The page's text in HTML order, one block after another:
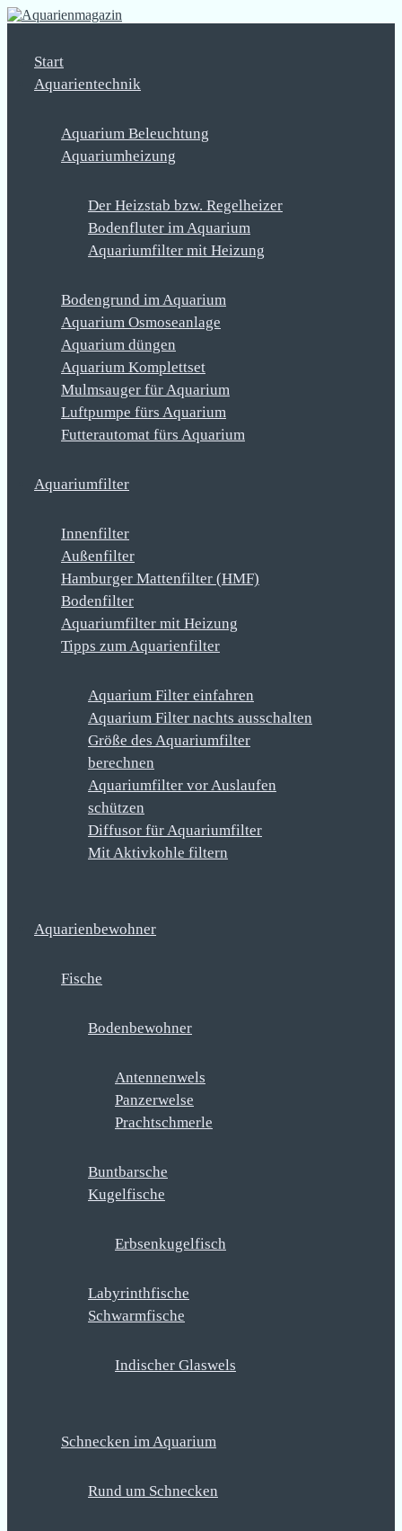
Start
Aquarientechnik
Aquarium Beleuchtung
Aquariumheizung
Der Heizstab bzw. Regelheizer
Bodenfluter im Aquarium
Aquariumfilter mit Heizung
Bodengrund im Aquarium
Aquarium Osmoseanlage
Aquarium düngen
Aquarium Komplettset
Mulmsauger für Aquarium
Luftpumpe fürs Aquarium
Futterautomat fürs Aquarium
Aquariumfilter
Innenfilter
Außenfilter
Hamburger Mattenfilter (HMF)
Bodenfilter
Aquariumfilter mit Heizung
Tipps zum Aquarienfilter
Aquarium Filter einfahren
Aquarium Filter nachts ausschalten
Größe des Aquariumfilter
berechnen
Aquariumfilter vor Auslaufen
schützen
Diffusor für Aquariumfilter
Mit Aktivkohle filtern
Aquarienbewohner
Fische
Bodenbewohner
Antennenwels
Panzerwelse
Prachtschmerle
Buntbarsche
Kugelfische
Erbsenkugelfisch
Labyrinthfische
Schwarmfische
Indischer Glaswels
Schnecken im Aquarium
Rund um Schnecken